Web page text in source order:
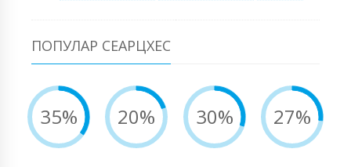
ПОПУЛАР СЕАРЦХЕС
35% 20% 30% 27%